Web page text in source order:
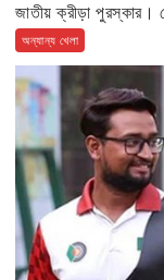
জাতীয় ক্রীড়া পুরস্কার।
অন্যান্য খেলা